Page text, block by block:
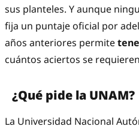
sus planteles. Y aunque
fija un puntaje oficial por
años anteriores permite
cuántos aciertos se
¿Qué pide la UNAM?
La Universidad Nacional